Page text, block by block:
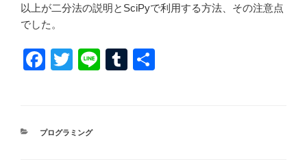
以上が二分法の説明とSciPyで利用する方法、その注意点
でした。
F
e
T
er
Li
T
カ
プログラミング